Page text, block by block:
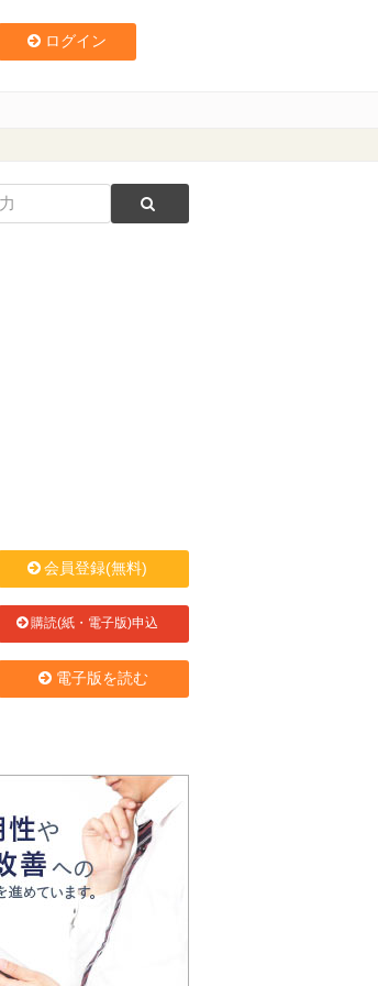
ログイン
会員登録(無料)
購読(紙・電子版)申込
電子版を読む